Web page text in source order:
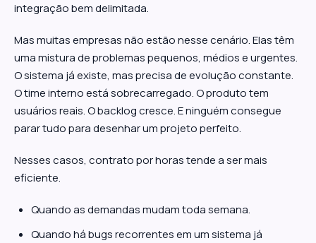
integração bem delimitada.
Mas muitas empresas não estão nesse cenário. Elas têm
uma mistura de problemas pequenos, médios e urgentes.
O sistema já existe, mas precisa de evolução constante.
O time interno está sobrecarregado. O produto tem
usuários reais. O backlog cresce. E ninguém consegue
parar tudo para desenhar um projeto perfeito.
Nesses casos, contrato por horas tende a ser mais
eficiente.
Quando as demandas mudam toda semana.
Quando há bugs recorrentes em um sistema já